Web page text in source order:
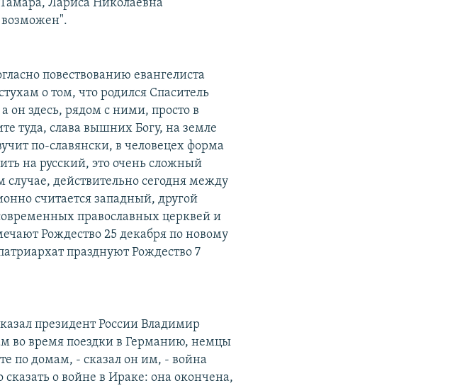
Лариса Николаевна
возможен".
повествованию евангелиста
о том, что родился Спаситель
он здесь, рядом с ними, просто в
туда, слава вышних Богу, на земле
по-славянски, в человецех форма
на русский, это очень сложный
действительно сегодня между
считается западный, другой
православных церквей и
Рождество 25 декабря по новому
празднуют Рождество 7
президент России Владимир
во время поездки в Германию, немцы
по домам, - сказал он им, - война
о войне в Ираке: она окончена,